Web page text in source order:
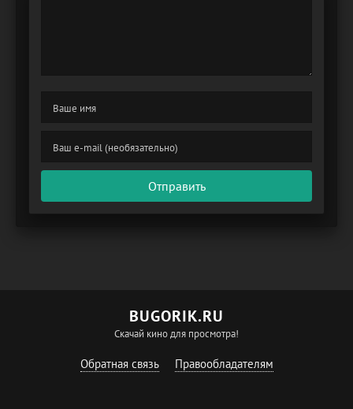
Отправить
BUGORIK.RU
Скачай кино для просмотра!
Обратная связь Правообладателям